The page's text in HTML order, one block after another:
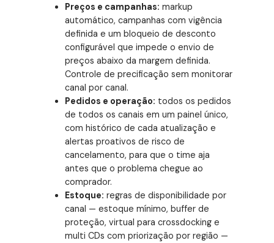
Preços e campanhas: markup
automático, campanhas com vigência
definida e um bloqueio de desconto
configurável que impede o envio de
preços abaixo da margem definida.
Controle de precificação sem monitorar
canal por canal.
Pedidos e operação: todos os pedidos
de todos os canais em um painel único,
com histórico de cada atualização e
alertas proativos de risco de
cancelamento, para que o time aja
antes que o problema chegue ao
comprador.
Estoque: regras de disponibilidade por
canal — estoque mínimo, buffer de
proteção, virtual para crossdocking e
multi CDs com priorização por região —